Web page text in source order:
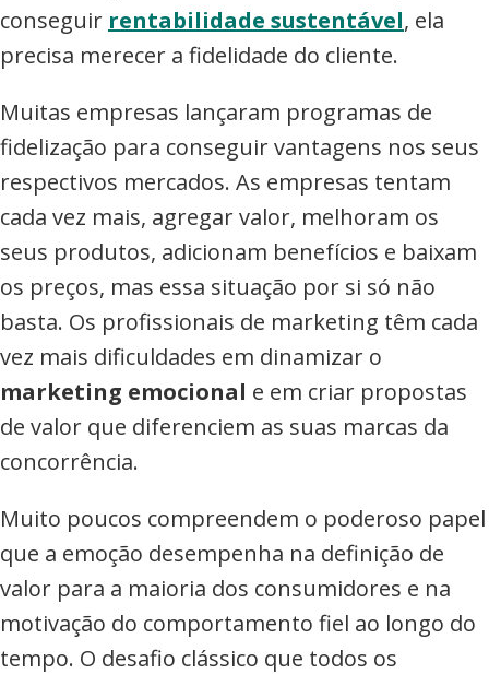
conseguir rentabilidade sustentável, ela
precisa merecer a fidelidade do cliente.
Muitas empresas lançaram programas de
fidelização para conseguir vantagens nos seus
respectivos mercados. As empresas tentam
cada vez mais, agregar valor, melhoram os
seus produtos, adicionam benefícios e baixam
os preços, mas essa situação por si só não
basta. Os profissionais de marketing têm cada
vez mais dificuldades em dinamizar o
marketing emocional e em criar propostas
de valor que diferenciem as suas marcas da
concorrência.
Muito poucos compreendem o poderoso papel
que a emoção desempenha na definição de
valor para a maioria dos consumidores e na
motivação do comportamento fiel ao longo do
tempo. O desafio clássico que todos os